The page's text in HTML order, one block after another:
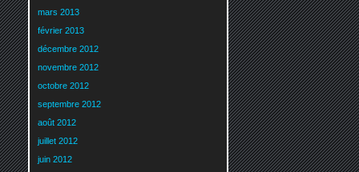
mars 2013
février 2013
décembre 2012
novembre 2012
octobre 2012
septembre 2012
août 2012
juillet 2012
juin 2012